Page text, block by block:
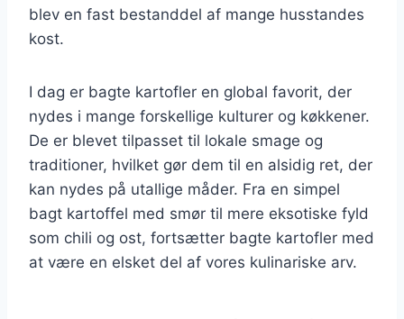
blev en fast bestanddel af mange husstandes
kost.
I dag er bagte kartofler en global favorit, der
nydes i mange forskellige kulturer og køkkener.
De er blevet tilpasset til lokale smage og
traditioner, hvilket gør dem til en alsidig ret, der
kan nydes på utallige måder. Fra en simpel
bagt kartoffel med smør til mere eksotiske fyld
som chili og ost, fortsætter bagte kartofler med
at være en elsket del af vores kulinariske arv.